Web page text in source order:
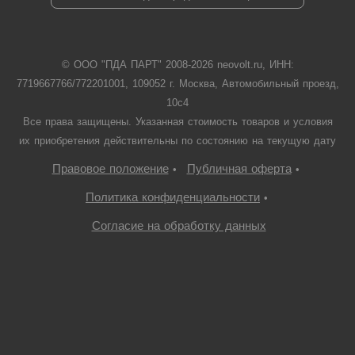
© ООО "ПДА ПАРТ" 2008-2026neovolt.ru, ИНН:
7719667766/772201001, 109052 г. Москва, Автомобильный проезд,
10с4
Все права защищены. Указанная стоимость товаров и условия
их приобретения действительны по состоянию на текущую дату
Правовое положение• Публичная оферта•
Политика конфиденциальности •
Согласие на обработку данных